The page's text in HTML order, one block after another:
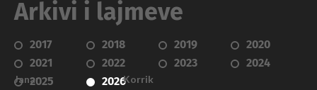
Arkivi i lajmeve
2017 2018 2019
2020
2021
2022 2023
2024
2025
2026
Janar
Korrik